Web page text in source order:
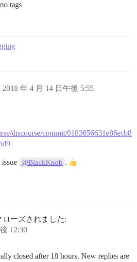
tags
2018 年 4 月 14 日午後 5:55
discourse/commit/0183656631e86ecb8
@BlackKnob .
ローズされました:
12:30
closed after 18 hours. New replies are